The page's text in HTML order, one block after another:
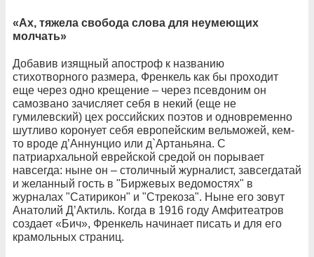
«Ах, тяжела свобода слова для неумеющих
молчать»
Добавив изящный апостроф к названию
стихотворного размера, Френкель как бы проходит
еще через одно крещение – через псевдоним он
самозвано зачисляет себя в некий (еще не
гумилевский) цех российских поэтов и одновременно
шутливо коронует себя европейским вельможей, кем-
то вроде д’Аннунцио или д`Артаньяна. С
патриархальной еврейской средой он порывает
навсегда: ныне он – столичный журналист, завсегдатай
и желанный гость в "Биржевых ведомостях" в
журналах "Сатирикон" и "Стрекоза". Ныне его зовут
Анатолий Д’Актиль. Когда в 1916 году Амфитеатров
создает «Бич», Френкель начинает писать и для его
крамольных страниц.